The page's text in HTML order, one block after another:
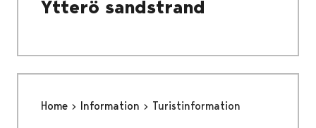
Ytterö sandstrand
Home Information Turistinformation